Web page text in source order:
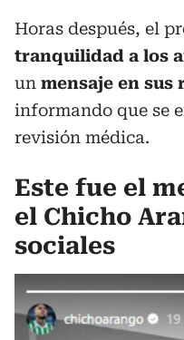
Horas después, el
tranquilidad a los
un mensaje en sus
informando que se
revisión médica.
Este fue el
el Chicho
sociales